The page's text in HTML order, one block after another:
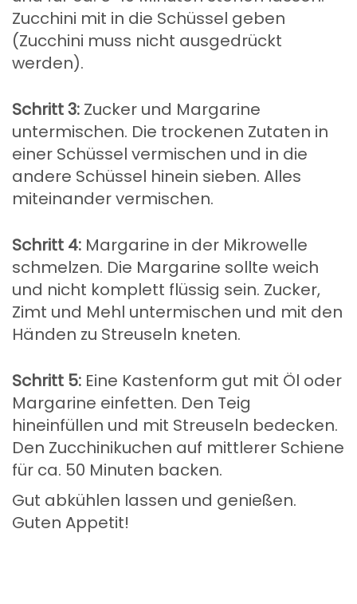
Zucchini mit in die Schüssel geben
(Zucchini muss nicht ausgedrückt
werden).
Schritt 3: Zucker und Margarine
untermischen. Die trockenen Zutaten in
einer Schüssel vermischen und in die
andere Schüssel hinein sieben. Alles
miteinander vermischen.
Schritt 4: Margarine in der Mikrowelle
schmelzen. Die Margarine sollte weich
und nicht komplett flüssig sein. Zucker,
Zimt und Mehl untermischen und mit den
Händen zu Streuseln kneten.
Schritt 5: Eine Kastenform gut mit Öl oder
Margarine einfetten. Den Teig
hineinfüllen und mit Streuseln bedecken.
Den Zucchinikuchen auf mittlerer Schiene
für ca. 50 Minuten backen.
Gut abkühlen lassen und genießen.
Guten Appetit!